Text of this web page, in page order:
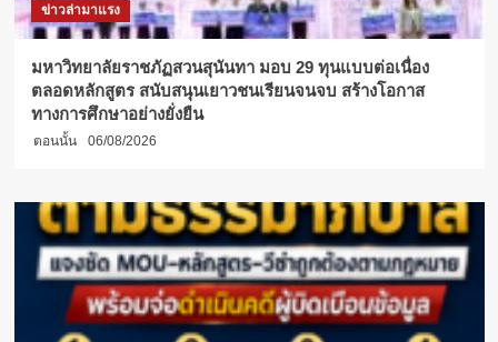
หัว
ตาราง
ครอง
เหรียญ
ทอง
ต่อ
เนื่อง
เหรียญ
รางวัล
และ
ของ
ที่
ระลึก
ข่าวล่ามาแรง
มหาวิทยาลัยราชภัฏสวนสุนันทา มอบ 29 ทุนแบบต่อเนื่อง
ตลอดหลักสูตร สนับสนุนเยาวชนเรียนจนจบ สร้างโอกาส
ทางการศึกษาอย่างยั่งยืน
ตอนนั้น 06/08/2026